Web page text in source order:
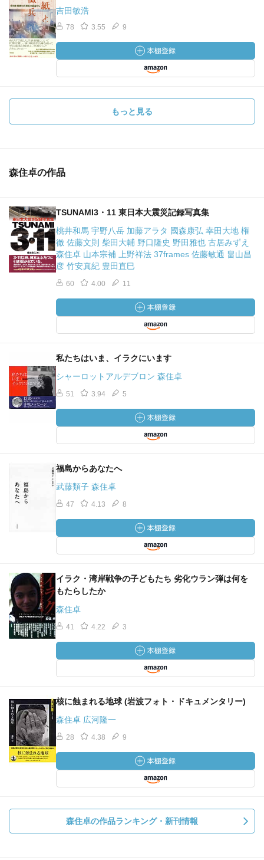
吉田敏浩
78 3.55 9
もっと見る
森住卓の作品
TSUNAMI3・11 東日本大震災記録写真集
桃井和馬 宇野八岳 加藤アラタ 國森康弘 幸田大地 権
徹 佐藤文則 柴田大輔 野口隆史 野田雅也 古居みずえ
森住卓 山本宗補 上野祥法 37frames 佐藤敏通 畠山昌
彦 竹安真紀 豊田直巳
60 4.00 11
私たちはいま、イラクにいます
シャーロットアルデブロン 森住卓
51 3.94 5
福島からあなたへ
武藤類子 森住卓
47 4.13 8
イラク・湾岸戦争の子どもたち 劣化ウラン弾は何を
もたらしたか
森住卓
41 4.22 3
核に蝕まれる地球 (岩波フォト・ドキュメンタリー)
森住卓 広河隆一
28 4.38 9
森住卓の作品ランキング・新刊情報